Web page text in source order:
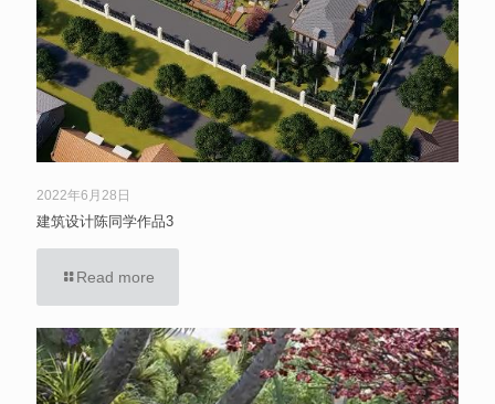
2022年6月28日
建筑设计陈同学作品3
Read more